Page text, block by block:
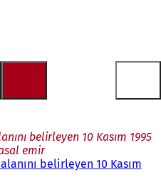
belirleyen 10 Kasım 1995
emir
belirleyen 10 Kasım